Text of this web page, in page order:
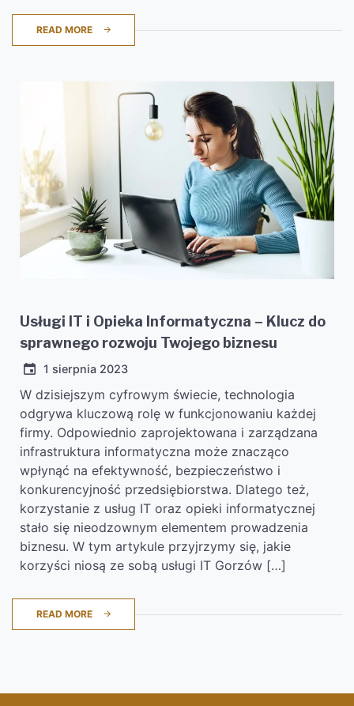
READ MORE
Usługi IT i Opieka Informatyczna – Klucz do
sprawnego rozwoju Twojego biznesu
1 sierpnia 2023
W dzisiejszym cyfrowym świecie, technologia
odgrywa kluczową rolę w funkcjonowaniu każdej
firmy. Odpowiednio zaprojektowana i zarządzana
infrastruktura informatyczna może znacząco
wpłynąć na efektywność, bezpieczeństwo i
konkurencyjność przedsiębiorstwa. Dlatego też,
korzystanie z usług IT oraz opieki informatycznej
stało się nieodzownym elementem prowadzenia
biznesu. W tym artykule przyjrzymy się, jakie
korzyści niosą ze sobą usługi IT Gorzów […]
READ MORE